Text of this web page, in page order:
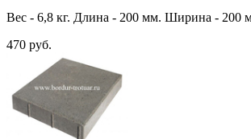
Вес - 6,8 кг. Длина - 200 мм. Ширина - 200
470 руб.